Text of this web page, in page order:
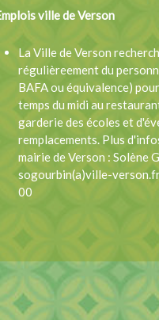
ville de Verson
La Ville de Verson
régulièreement du
BAFA ou équivalence)
temps du midi au
garderie des écoles et
remplacements. Plus
mairie de Verson : Solène
sogourbin(a)ville-
00